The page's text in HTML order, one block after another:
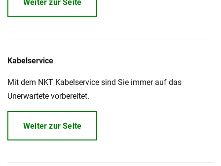
Weiter zur Seite
Kabelservice
Mit dem NKT Kabelservice sind Sie immer auf das
Unerwartete vorbereitet.
Weiter zur Seite